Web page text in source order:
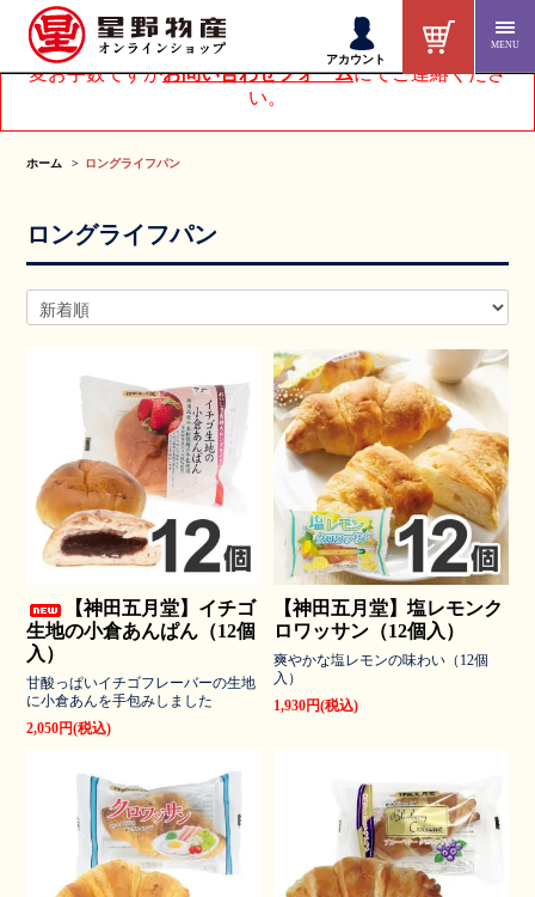
アカウント
MENU
アカウントページにてお客様情報を変更された方は、大
変お手数ですがお問い合わせフォームにてご連絡くださ
い。
ホーム ロングライフパン
ロングライフパン
【神田五月堂】イチゴ
生地の小倉あんぱん（12個
入）
甘酸っぱいイチゴフレーバーの生地
に小倉あんを手包みしました
2,050円(税込)
【神田五月堂】塩レモンク
ロワッサン（12個入）
爽やかな塩レモンの味わい（12個
入）
1,930円(税込)